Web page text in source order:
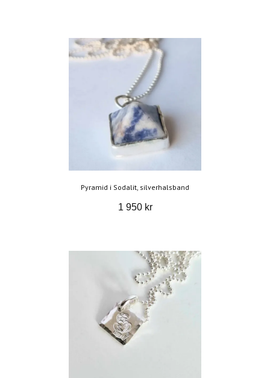
Pyramid i Sodalit, silverhalsband
1 950 kr